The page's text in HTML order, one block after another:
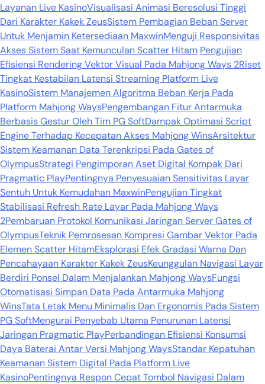
Layanan Live KasinoVisualisasi Animasi Beresolusi Tinggi
Dari Karakter Kakek ZeusSistem Pembagian Beban Server
Untuk Menjamin Ketersediaan MaxwinMenguji Responsivitas
Akses Sistem Saat Kemunculan Scatter Hitam Pengujian
Efisiensi Rendering Vektor Visual Pada Mahjong Ways 2Riset
Tingkat Kestabilan Latensi Streaming Platform Live
KasinoSistem Manajemen Algoritma Beban Kerja Pada
Platform Mahjong WaysPengembangan Fitur Antarmuka
Berbasis Gestur Oleh Tim PG SoftDampak Optimasi Script
Engine Terhadap Kecepatan Akses Mahjong WinsArsitektur
Sistem Keamanan Data Terenkripsi Pada Gates of
OlympusStrategi Pengimporan Aset Digital Kompak Dari
Pragmatic PlayPentingnya Penyesuaian Sensitivitas Layar
Sentuh Untuk Kemudahan MaxwinPengujian Tingkat
Stabilisasi Refresh Rate Layar Pada Mahjong Ways
2Pembaruan Protokol Komunikasi Jaringan Server Gates of
OlympusTeknik Pemrosesan Kompresi Gambar Vektor Pada
Elemen Scatter HitamEksplorasi Efek Gradasi Warna Dan
Pencahayaan Karakter Kakek ZeusKeunggulan Navigasi Layar
Berdiri Ponsel Dalam Menjalankan Mahjong WaysFungsi
Otomatisasi Simpan Data Pada Antarmuka Mahjong
WinsTata Letak Menu Minimalis Dan Ergonomis Pada Sistem
PG SoftMengurai Penyebab Utama Penurunan Latensi
Jaringan Pragmatic PlayPerbandingan Efisiensi Konsumsi
Daya Baterai Antar Versi Mahjong WaysStandar Kepatuhan
Keamanan Sistem Digital Pada Platform Live
KasinoPentingnya Respon Cepat Tombol Navigasi Dalam